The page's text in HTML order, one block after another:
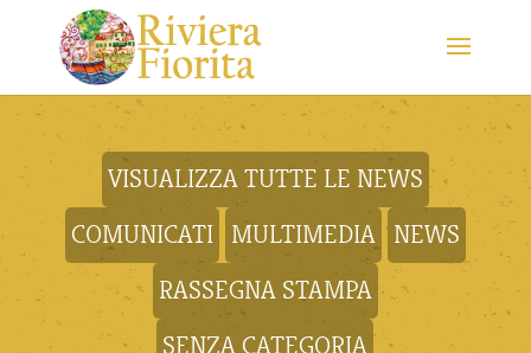
VISUALIZZA TUTTE LE NEWS
COMUNICATI
MULTIMEDIA
NEWS
RASSEGNA STAMPA
SENZA CATEGORIA